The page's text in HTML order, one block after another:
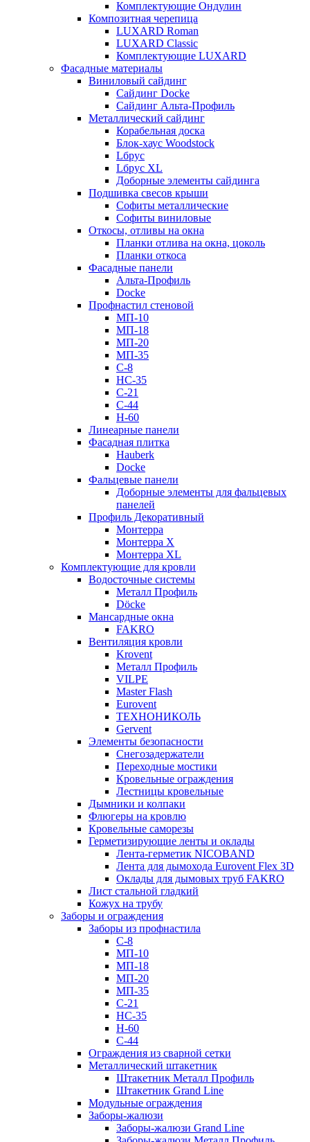
Комплектующие Ондулин
Композитная черепица
LUXARD Roman
LUXARD Classic
Комплектующие LUXARD
Фасадные материалы
Виниловый сайдинг
Сайдинг Docke
Сайдинг Альта-Профиль
Металлический сайдинг
Корабельная доска
Блок-хаус Woodstock
Lбрус
Lбрус XL
Доборные элементы сайдинга
Подшивка свесов крыши
Софиты металлические
Софиты виниловые
Откосы, отливы на окна
Планки отлива на окна, цоколь
Планки откоса
Фасадные панели
Альта-Профиль
Docke
Профнастил стеновой
МП-10
МП-18
МП-20
МП-35
С-8
НС-35
С-21
С-44
Н-60
Линеарные панели
Фасадная плитка
Hauberk
Docke
Фальцевые панели
Доборные элементы для фальцевых
панелей
Профиль Декоративный
Монтерра
Монтерра X
Монтерра XL
Комплектующие для кровли
Водосточные системы
Металл Профиль
Döcke
Мансардные окна
FAKRO
Вентиляция кровли
Krovent
Металл Профиль
VILPE
Master Flash
Eurovent
ТЕХНОНИКОЛЬ
Gervent
Элементы безопасности
Снегозадержатели
Переходные мостики
Кровельные ограждения
Лестницы кровельные
Дымники и колпаки
Флюгеры на кровлю
Кровельные саморезы
Герметизирующие ленты и оклады
Лента-герметик NICOBAND
Лента для дымохода Eurovent Flex 3D
Оклады для дымовых труб FAKRO
Лист стальной гладкий
Кожух на трубу
Заборы и ограждения
Заборы из профнастила
С-8
МП-10
МП-18
МП-20
МП-35
С-21
НС-35
Н-60
С-44
Ограждения из сварной сетки
Металлический штакетник
Штакетник Металл Профиль
Штакетник Grand Line
Модульные ограждения
Заборы-жалюзи
Заборы-жалюзи Grand Line